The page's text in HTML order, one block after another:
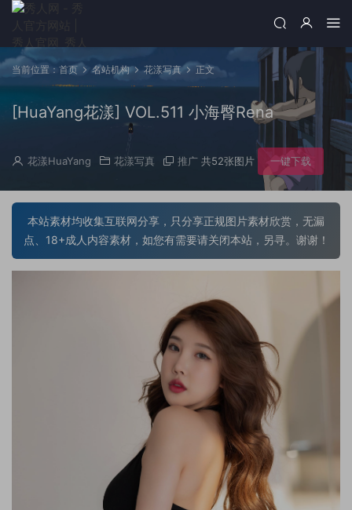
当前位置： 首页 名站机构 花漾写真 正文
[HuaYang花漾] VOL.511 小海臀Rena
花漾HuaYang 花漾写真 推广 共52张图片 一键下载
本站素材均收集互联网分享，只分享正规图片素材欣赏，无漏
点、18+成人内容素材，如您有需要请关闭本站，另寻。谢谢！